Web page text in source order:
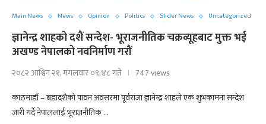
Main News News Opinion Politics Slider News Uncategorized
ज्ञानेन्द्र शाहको दशैं सन्देश- भूराजनीतिक चक्रव्यूहबाट मुक्त भई
अखण्ड नेपालको नवनिर्माण गरौं
२०८२ आश्विन २१, मंगलवार ०९:४८ गते
747 views
काठमाडौं – बडादशैंको पावन अवसरमा पूर्वराजा ज्ञानेन्द्र शाहले एक शुभकामना सन्देश
जारी गर्दै नेपाललाई भूराजनीतिक …